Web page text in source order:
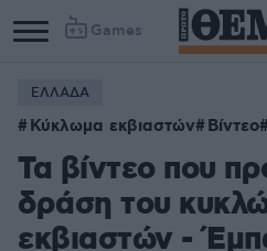
Games
ΕΛΛΑΔΑ
Κύκλωμα εκβιαστών Βίντεο
Τα βίντεο που
δράση του
εκβιαστών -